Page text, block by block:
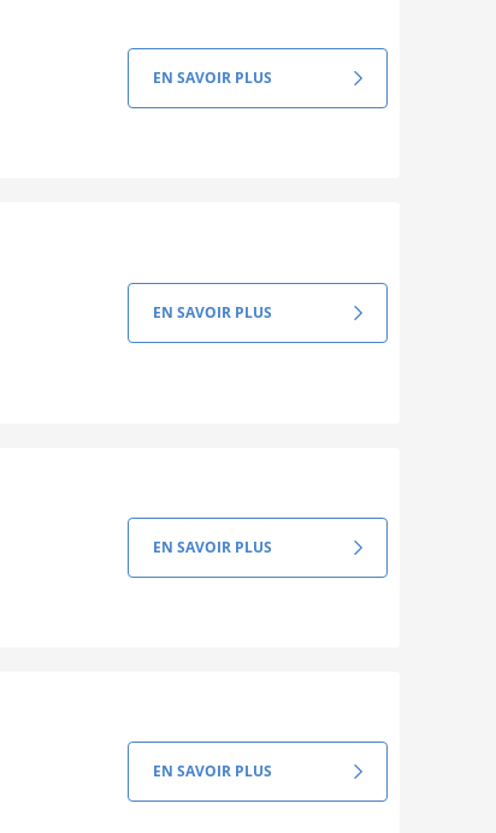
EN SAVOIR PLUS
EN SAVOIR PLUS
EN SAVOIR PLUS
EN SAVOIR PLUS